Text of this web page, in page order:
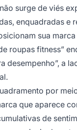
surge de viés
enquadradas e
sua
roupas fitness”
desempenho”, a
por
que aparece
de